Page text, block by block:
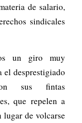
de salario,
sindicales
un giro muy
el desprestigiado
sus fintas
que repelen a
lugar de volcarse